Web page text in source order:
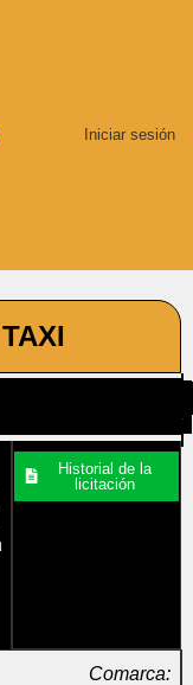
Iniciar sesión
Historial de la
licitación
Comarca: